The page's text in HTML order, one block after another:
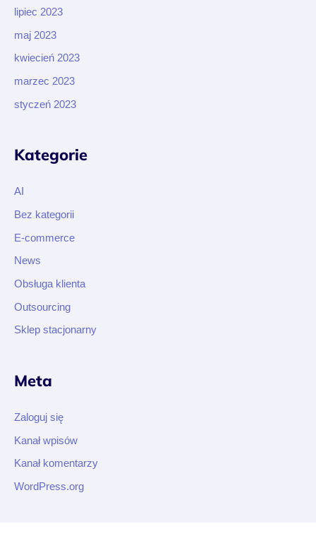
lipiec 2023
maj 2023
kwiecień 2023
marzec 2023
styczeń 2023
Kategorie
AI
Bez kategorii
E-commerce
News
Obsługa klienta
Outsourcing
Sklep stacjonarny
Meta
Zaloguj się
Kanał wpisów
Kanał komentarzy
WordPress.org